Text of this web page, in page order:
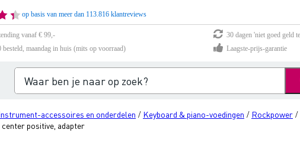
op basis van meer dan 113.816 klantreviews
vanaf € 99,-
30 dagen 'niet goed geld
besteld, maandag in huis (mits op voorraad)
Laagste-prijs-garantie
accessoires en onderdelen / Keyboard & piano-voedingen / Rockpower /
center positive, adapter